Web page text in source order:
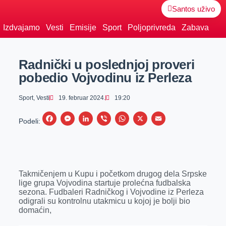
Santos uživo
Izdvajamo Vesti Emisije Sport Poljoprivreda Zabava
Radnički u poslednjoj proveri
pobedio Vojvodinu iz Perleza
Sport, Vesti 19. februar 2024. 19:20
Podeli:
F
b
o
o
M
e
n
g
L
e
d
I
V
r
W
s
A
p
X
E
l
Takmičenjem u Kupu i početkom drugog dela Srpske
lige grupa Vojvodina startuje prolećna fudbalska
sezona. Fudbaleri Radničkog i Vojvodine iz Perleza
odigrali su kontrolnu utakmicu u kojoj je bolji bio
domaćin,